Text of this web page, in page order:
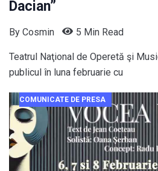
Dacian”
By Cosmin 5 Min Read
Teatrul Naţional de Operetă şi
publicul în luna februarie cu
COMUNICATE DE PRESA